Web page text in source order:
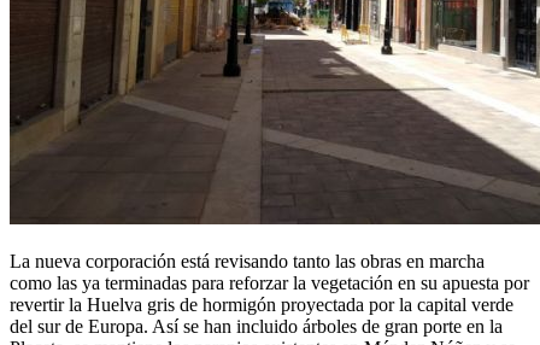
La nueva corporación está revisando tanto las obras en marcha
como las ya terminadas para reforzar la vegetación en su apuesta por
revertir la Huelva gris de hormigón proyectada por la capital verde
del sur de Europa. Así se han incluido árboles de gran porte en la